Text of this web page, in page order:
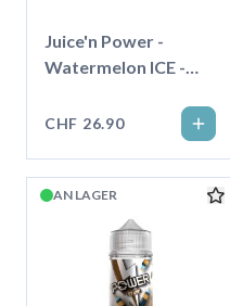
Juice'n Power -
Watermelon ICE -
CHF 26.90
AN LAGER